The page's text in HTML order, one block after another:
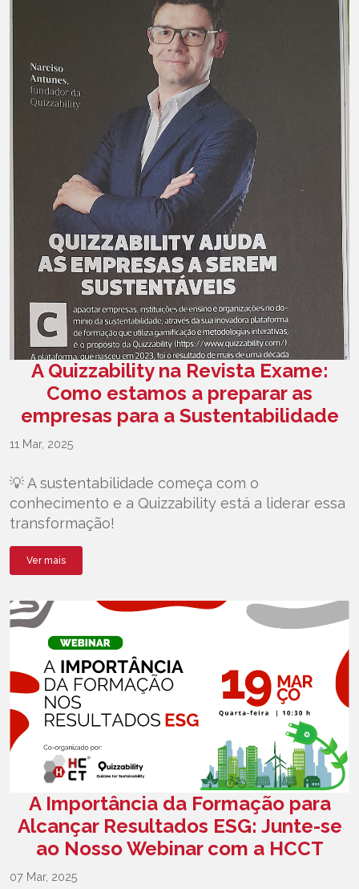
A Quizzability na Revista Exame:
Como estamos a preparar as
empresas para a Sustentabilidade
11 Mar, 2025
💡 A sustentabilidade começa com o
conhecimento e a Quizzability está a liderar essa
transformação!
Ver mais
A Importância da Formação para
Alcançar Resultados ESG: Junte-se
ao Nosso Webinar com a HCCT
07 Mar, 2025